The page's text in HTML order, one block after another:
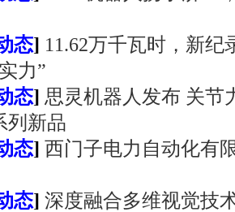
态] 11.62万千瓦时，新
力”
态] 思灵机器人发布 关节
列新品
态] 西门子电力自动化有
态] 深度融合多维视觉技